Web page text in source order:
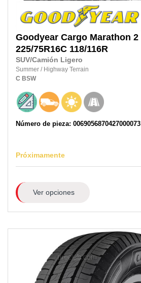
Goodyear Cargo Marathon 2
225/75R16C 118/116R
SUV/Camión Ligero
Summer / Highway Terrain
C BSW
Número de pieza: 0069056870427000073
Próximamente
Ver opciones